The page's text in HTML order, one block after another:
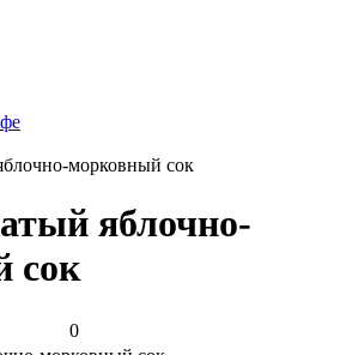
морковный сок
яблочно-
сок
0